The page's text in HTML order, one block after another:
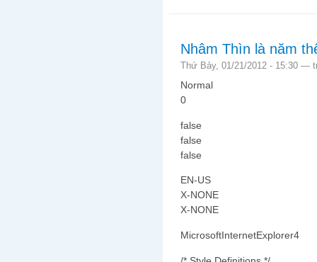
Nhâm Thìn là năm
Thứ Bảy, 01/21/2012 - 15:30 —
Normal
0
false
false
false
EN-US
X-NONE
X-NONE
MicrosoftInternetExplorer4